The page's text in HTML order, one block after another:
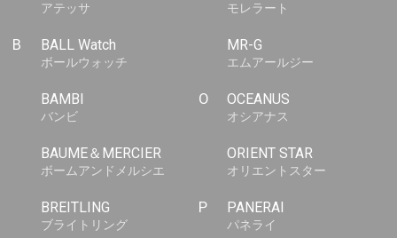
アテッサ
B BALL Watch
ボールウォッチ
BAMBI
バンビ
BAUME＆MERCIER
ボームアンドメルシエ
BREITLING
ブライトリング
モレラート
MR-G
エムアールジー
O OCEANUS
オシアナス
ORIENT STAR
オリエントスター
P PANERAI
パネライ